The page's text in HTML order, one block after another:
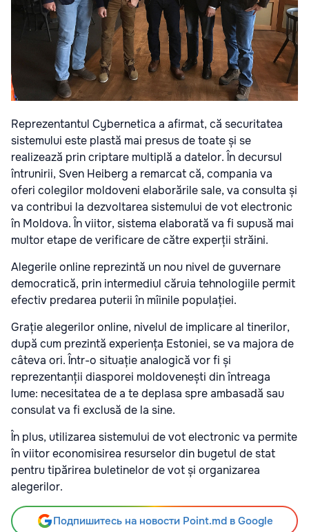
Reprezentantul Cybernetica a afirmat, că securitatea
sistemului este plastă mai presus de toate și se
realizează prin criptare multiplă a datelor. În decursul
întrunirii, Sven Heiberg a remarcat că, compania va
oferi colegilor moldoveni elaborările sale, va consulta și
va contribui la dezvoltarea sistemului de vot electronic
în Moldova. În viitor, sistema elaborată va fi supusă mai
multor etape de verificare de către experții străini.
Alegerile online reprezintă un nou nivel de guvernare
democratică, prin intermediul căruia tehnologiile permit
efectiv predarea puterii în mîinile populației.
Grație alegerilor online, nivelul de implicare al tinerilor,
după cum prezintă experiența Estoniei, se va majora de
câteva ori. Într-o situație analogică vor fi și
reprezentanții diasporei moldovenești din întreaga
lume: necesitatea de a te deplasa spre ambasadă sau
consulat va fi exclusă de la sine.
În plus, utilizarea sistemului de vot electronic va permite
în viitor economisirea resurselor din bugetul de stat
pentru tipărirea buletinelor de vot și organizarea
alegerilor.
Подпишитесь на новости Point.md в Google